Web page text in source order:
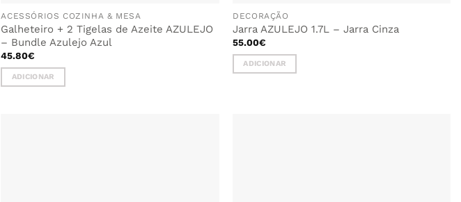
ACESSÓRIOS COZINHA & MESA
Galheteiro + 2 Tigelas de Azeite AZULEJO
– Bundle Azulejo Azul
45.80€
ADICIONAR
DECORAÇÃO
Jarra AZULEJO 1.7L – Jarra Cinza
55.00€
ADICIONAR